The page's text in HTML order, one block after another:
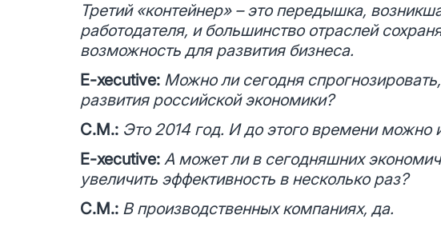
Третий «контейнер» – это передышка,
работодателя, и большинство отраслей
возможность для развития бизнеса.
E-xecutive: Можно ли сегодня
развития российской экономики?
С.М.: Это 2014 год. И до этого времени можно
E-xecutive: А может ли в сегодняшних
увеличить эффективность в несколько раз?
С.М.: В производственных компаниях, да.